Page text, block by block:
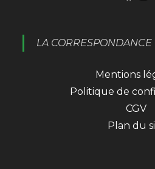
LA CORRESPONDANCE
Mentions
Politique de
CGV
Plan du